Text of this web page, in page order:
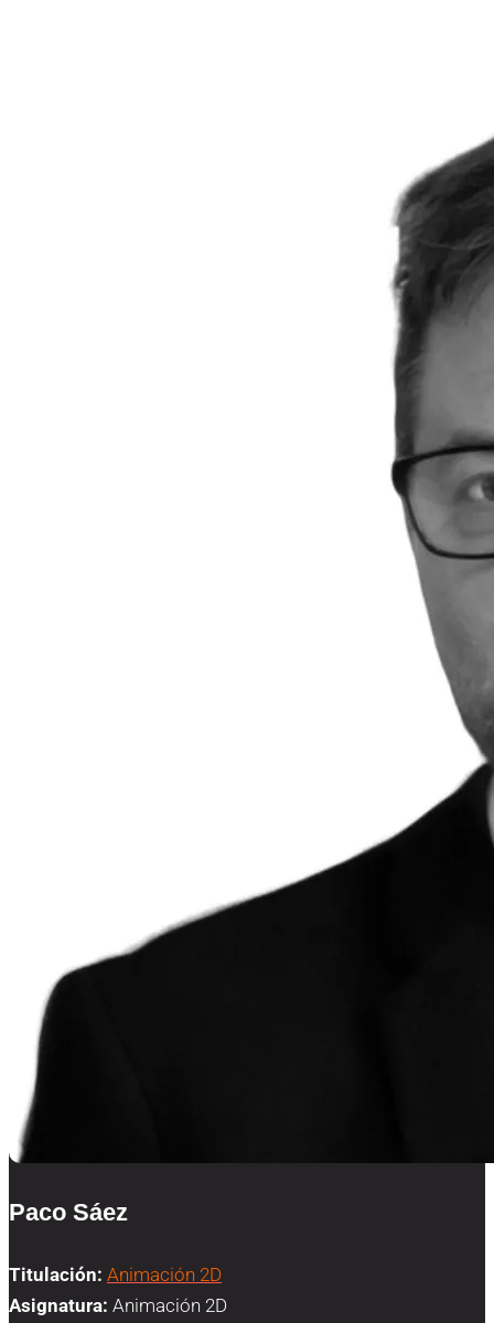
Paco Sáez
Titulación: Animación 2D
Asignatura: Animación 2D